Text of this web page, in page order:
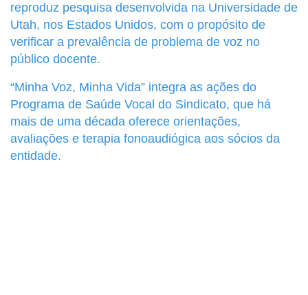
reproduz pesquisa desenvolvida na Universidade de
Utah, nos Estados Unidos, com o propósito de
verificar a prevalência de problema de voz no
público docente.
“Minha Voz, Minha Vida” integra as ações do
Programa de Saúde Vocal do Sindicato, que há
mais de uma década oferece orientações,
avaliações e terapia fonoaudiógica aos sócios da
entidade.